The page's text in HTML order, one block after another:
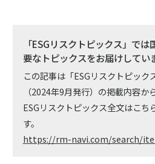
「ESGリスクトピックス」で
要なトピックスをお届けしてい
この記事は「ESGリスクトピック
（2024年9月発行）の掲載内容か
ESGリスクトピックス全文はこち
す。
https://rm-navi.com/search/